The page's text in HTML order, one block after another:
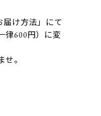
け方法」にて
律600円）に変
。